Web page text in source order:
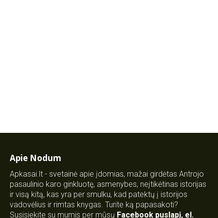
Apie Nodum
Apkasai.lt - svetainė apie įdomias, mažai girdėtas Antrojo
pasaulinio karo ginkluotę, asmenybes, neįtikėtinas istorijas
ir visą kitą, kas yra per smulku, kad patektų į istorijos
vadovėlius ir rimtas knygas. Turite ką papasakoti?
Susisiekite su mumis per mūsų Facebook puslapį, el.